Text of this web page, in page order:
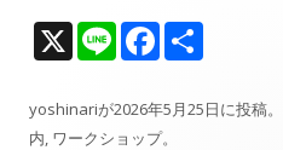
X Li
e
F
e
yoshinariが2026年5月25日に投稿
内, ワークショップ。